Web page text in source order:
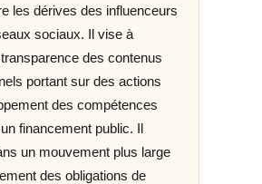
les dérives des influenceurs
sociaux. Il vise à
des contenus
portant sur des actions
des compétences
financement public. Il
un mouvement plus large
des obligations de